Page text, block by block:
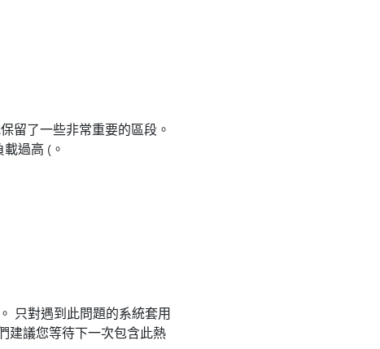
留了一些非常重要的區段。
過高 (。
只對遇到此問題的系統套用
建議您等待下一次包含此熱